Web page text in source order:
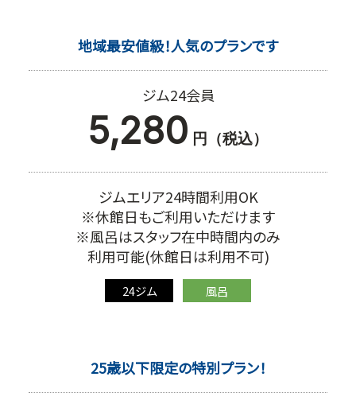
ジム24会員
地域最安値級！人気のプランです
5,280 円（税込）
ジムエリア24時間利用OK
※休館日もご利用いただけます
※風呂はスタッフ在中時間内のみ
利用可能(休館日は利用不可)
24ジム 風呂
25歳以下限定の特別プラン！